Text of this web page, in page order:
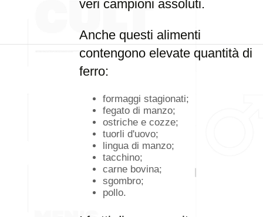
veri campioni assoluti.
Anche questi alimenti
contengono elevate quantità di
ferro:
formaggi stagionati;
fegato di manzo;
ostriche e cozze;
tuorli d'uovo;
lingua di manzo;
tacchino;
carne bovina;
sgombro;
pollo.